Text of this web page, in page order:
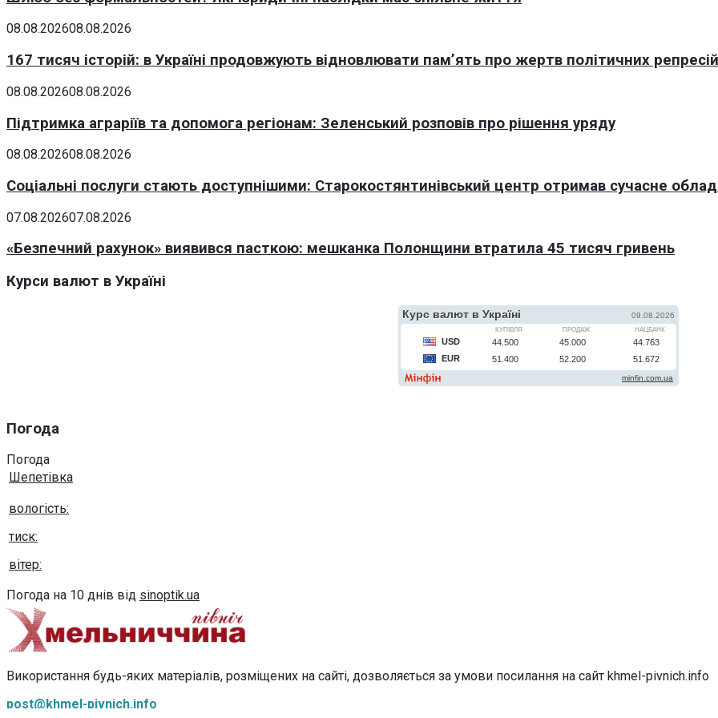
08.08.202608.08.2026
167 тисяч історій: в Україні продовжують відновлювати пам’ять про жертв політичних репресій
08.08.202608.08.2026
Підтримка аграріїв та допомога регіонам: Зеленський розповів про рішення уряду
08.08.202608.08.2026
Соціальні послуги стають доступнішими: Старокостянтинівський центр отримав сучасне
07.08.202607.08.2026
«Безпечний рахунок» виявився пасткою: мешканка Полонщини втратила 45 тисяч гривень
Курси валют в Україні
Погода
Погода
Шепетівка
вологість:
тиск:
вітер:
Погода на 10 днів від sinoptik.ua
Використання будь-яких матеріалів, розміщених на сайті, дозволяється за умови посилання на сайт khmel-pivnich.info
post@khmel-pivnich.info